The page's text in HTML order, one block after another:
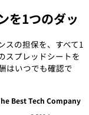
を1つのダッ
スの担保を、すべて1
スプレッドシートを
はいつでも確認で
Best Tech Company